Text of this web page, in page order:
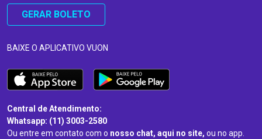
GERAR BOLETO
BAIXE O APLICATIVO VUON
Central de Atendimento:
Whatsapp: (11) 3003-2580
Ou entre em contato com o nosso chat, aqui no site, ou no app.